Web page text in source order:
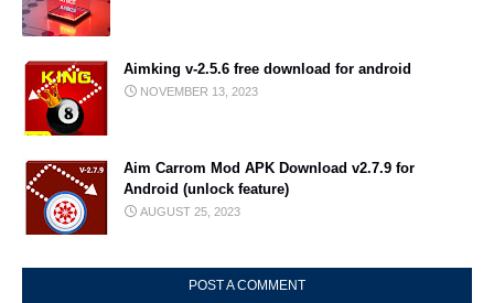
Aimking v-2.5.6 free download for android
NOVEMBER 13, 2023
Aim Carrom Mod APK Download v2.7.9 for
Android (unlock feature)
AUGUST 25, 2023
POST A COMMENT